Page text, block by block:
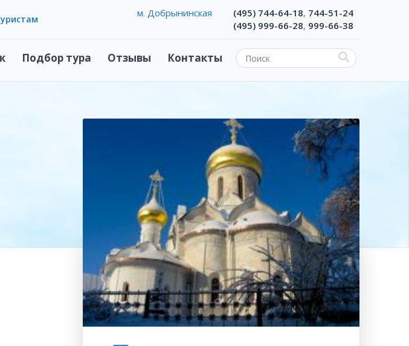
Подбор тура Отзывы Контакты
м. Добрынинская (495) 744-64-18, 744-51-24
(495) 999-66-28, 999-66-38